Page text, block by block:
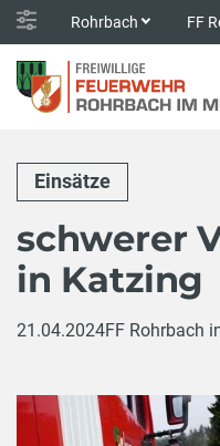
Rohrbach FF
Einsätze
schwerer
in Katzing
21.04.2024FF Rohrbach